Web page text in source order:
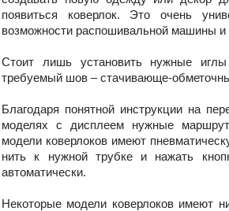
появиться коверлок. Это очень
возможности распошивальной машины и
Стоит лишь установить нужные
требуемый шов – стачивающе-
Благодаря понятной инструкции на
моделях с дисплеем нужные
модели коверлоков имеют
нить к нужной трубке и нажать
автоматически.
Некоторые модели коверлоков имеют